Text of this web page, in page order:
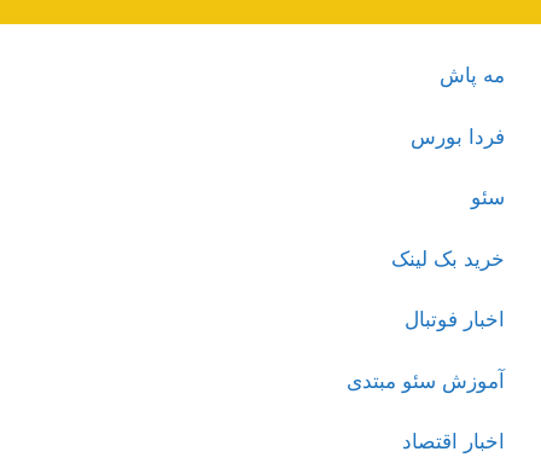
مه پاش
فردا بورس
سئو
خرید بک لینک
اخبار فوتبال
آموزش سئو مبتدی
اخبار اقتصاد